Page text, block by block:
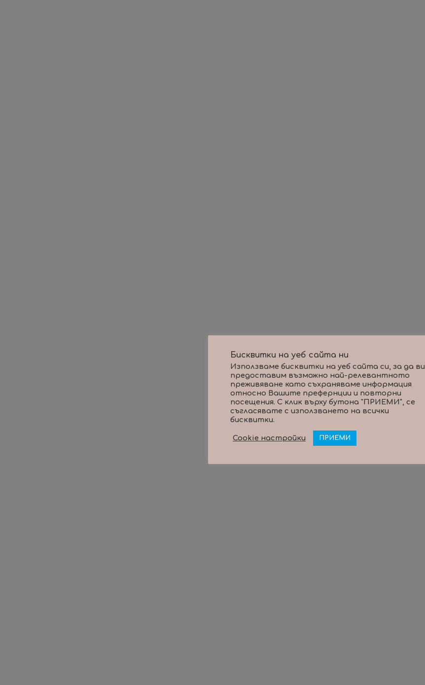
Бисквитки на уеб сайта ни
Използваме бисквитки на уеб сайта си, за да ви
предоставим възможно най-релевантното
преживяване като съхраняваме информация
относно Вашите префернции и повторни
посещения. С клик върху бутона "ПРИЕМИ", се
съгласявате с използването на всички
бисквитки.
Cookie настройки ПРИЕМИ